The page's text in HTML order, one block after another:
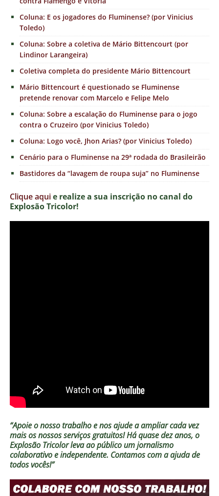
Coluna: E os jogadores do Fluminense? (por Vinicius
Toledo)
Coluna: Sobre a coletiva de Mário Bittencourt (por
Lindinor Larangeira)
Coletiva completa do presidente Mário Bittencourt
Mário Bittencourt é questionado se Fluminense
pretende renovar com Marcelo e Felipe Melo
Coluna: Sobre a escalação do Fluminense para o jogo
contra o Cruzeiro (por Vinicius Toledo)
Coluna: Logo você, Jhon Arias? (por Vinicius Toledo)
Cenário para o Fluminense na 29ª rodada do Brasileirão
Bastidores da “lavagem de roupa suja” no Fluminense
Clique aquie realize a sua inscrição no canal do
Explosão Tricolor!
“Apoie o nosso trabalho e nos ajude a ampliar cada vez
mais os nossos serviços gratuitos!Há quase dez anos, o
Explosão Tricolor leva ao público um jornalismo
colaborativo e independente. Contamos com a ajuda de
todos vocês!”